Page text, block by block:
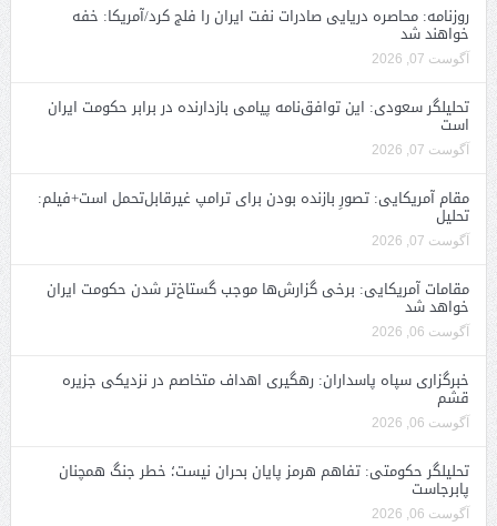
روزنامه: محاصره دریایی صادرات نفت ایران را فلج کرد/آمریکا: خفه
خواهند شد
آگوست 07, 2026
تحلیلگر سعودی: این توافق‌نامه پیامی بازدارنده در برابر حکومت ایران
است
آگوست 07, 2026
مقام آمریکایی: تصورِ بازنده بودن برای ترامپ غیرقابل‌تحمل است+فیلم:
تحلیل
آگوست 07, 2026
مقامات آمریکایی: برخی گزارش‌ها موجب گستاخ‌تر شدن حکومت ایران
خواهد شد
آگوست 06, 2026
خبرگزاری سپاه پاسداران: رهگیری اهداف متخاصم در نزدیکی جزیره
قشم
آگوست 06, 2026
تحلیلگر حکومتی: تفاهم هرمز پایان بحران نیست؛ خطر جنگ همچنان
پابرجاست
آگوست 06, 2026